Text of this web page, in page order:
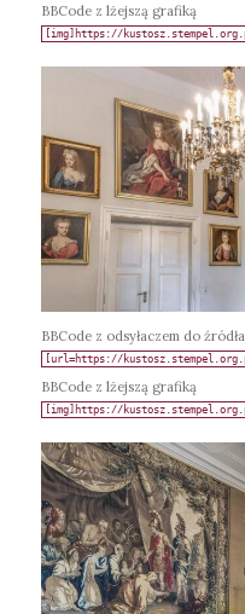
BBCode z lżejszą grafiką
BBCode z odsyłaczem do źródła
BBCode z lżejszą grafiką